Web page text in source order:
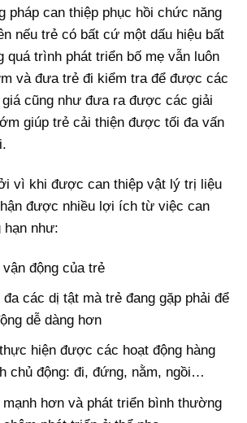
pháp can thiệp phục hồi chức năng
nếu trẻ có bất cứ một dấu hiệu bất
quá trình phát triển bố mẹ vẫn luôn
và đưa trẻ đi kiểm tra để được các
cũng như đưa ra được các giải
giúp trẻ cải thiện được tối đa vấn
vì khi được can thiệp vật lý trị liệu
được nhiều lợi ích từ việc can
hạn như:
động của trẻ
đa các dị tật mà trẻ đang gặp phải để
dễ dàng hơn
hiện được các hoạt động hàng
chủ động: đi, đứng, nằm, ngồi…
hơn và phát triển bình thường